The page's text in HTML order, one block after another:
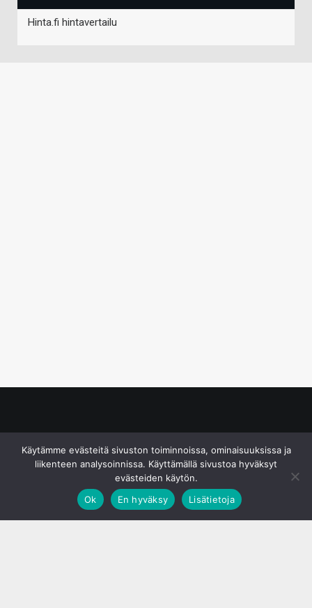
Hinta.fi hintavertailu
Käytämme evästeitä sivuston toiminnoissa, ominaisuuksissa ja
liikenteen analysoinnissa. Käyttämällä sivustoa hyväksyt
evästeiden käytön.
Ok
En hyväksy Lisätietoja